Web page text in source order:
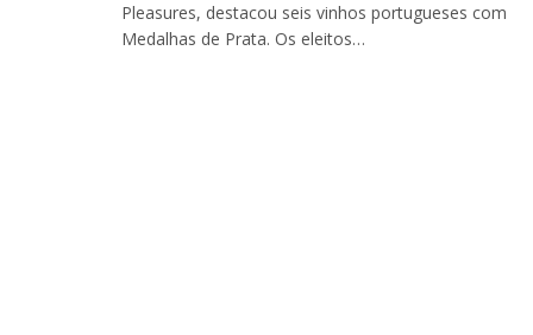
Pleasures, destacou seis vinhos portugueses com
Medalhas de Prata. Os eleitos…